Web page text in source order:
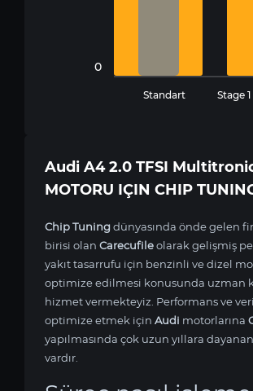
0
Standart Stage
Audi A4 2.0 TFSI
MOTORU IÇIN CHIP
Chip Tuningdünyasında önde gelen
birisi olan Carecufileolarak gelişmiş
yakıt tasarrufu için benzinli ve dizel
optimize edilmesi konusunda uzman
hizmet vermekteyiz. Performans ve
optimize etmek için Audi motorlarına
yapılmasında çok uzun yıllara
vardır.